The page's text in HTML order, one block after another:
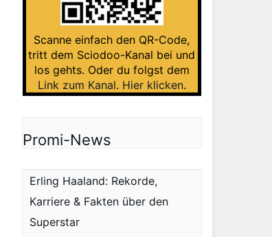
Scanne einfach den QR-Code,
tritt dem Sciodoo-Kanal bei und
los gehts. Oder du folgst dem
Link zum Kanal. Hier klicken.
Promi-News
Erling Haaland: Rekorde,
Karriere & Fakten über den
Superstar